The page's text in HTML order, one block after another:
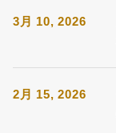
3月 10, 2026
2月 15, 2026